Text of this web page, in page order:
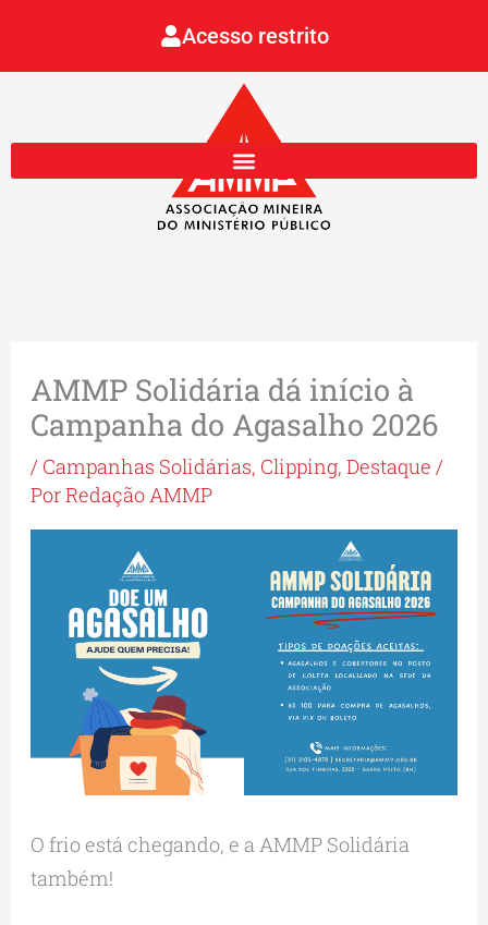
Acesso restrito
AMMP Solidária dá início à
Campanha do Agasalho 2026
/ Campanhas Solidárias, Clipping,Destaque /
PorRedação AMMP
O frio está chegando, e a AMMP Solidária
também!